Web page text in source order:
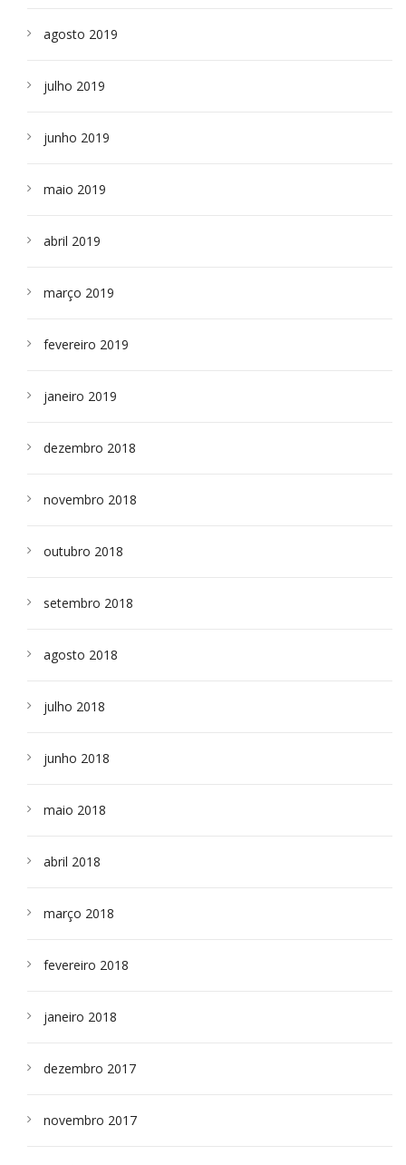
agosto 2019
julho 2019
junho 2019
maio 2019
abril 2019
março 2019
fevereiro 2019
janeiro 2019
dezembro 2018
novembro 2018
outubro 2018
setembro 2018
agosto 2018
julho 2018
junho 2018
maio 2018
abril 2018
março 2018
fevereiro 2018
janeiro 2018
dezembro 2017
novembro 2017